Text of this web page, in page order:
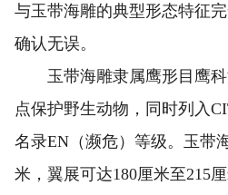
与玉带海雕的典型形态特征
确认无误。
玉带海雕隶属鹰形目鹰科
点保护野生动物，同时列入
名录EN（濒危）等级。玉带
米，翼展可达180厘米至215